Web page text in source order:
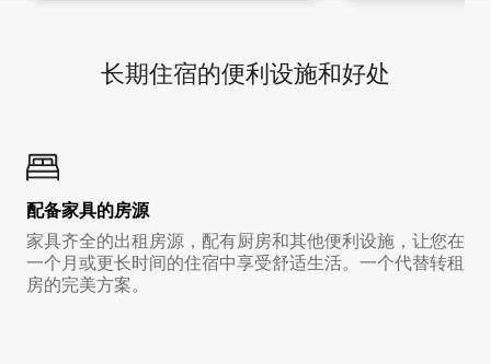
长期住宿的便利设施和好处
配备家具的房源
家具齐全的出租房源，配有厨房和其他便利设施，让您在
一个月或更长时间的住宿中享受舒适生活。一个代替转租
房的完美方案。